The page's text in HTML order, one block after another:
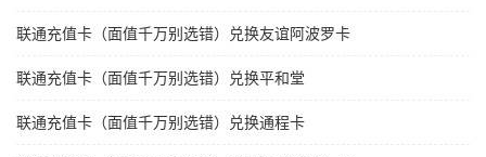
联通充值卡（面值千万别选错）兑换友谊阿波罗卡
联通充值卡（面值千万别选错）兑换平和堂
联通充值卡（面值千万别选错）兑换通程卡